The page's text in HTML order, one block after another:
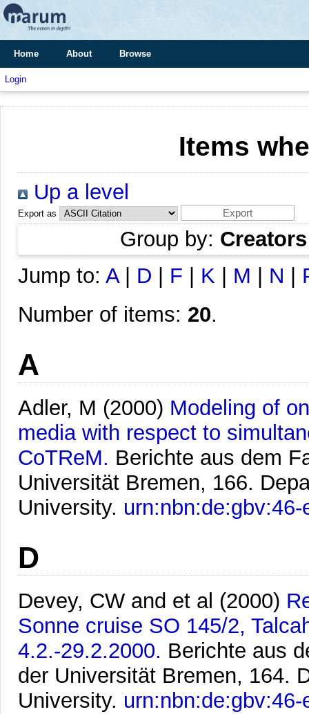
Home About Browse
Login
Items
Up a level
Export as
Group by: Creators
Jump to: A| D F K M N
Number of items: 20.
A
Adler, M (2000) Modeling of
media with respect to
CoTReM. Berichte aus dem
Universität Bremen, 166.
University.
D
Devey, CW and et al (2000)
Sonne cruise SO 145/2,
4.2.-29.2.2000. Berichte aus
der Universität Bremen, 164.
University.